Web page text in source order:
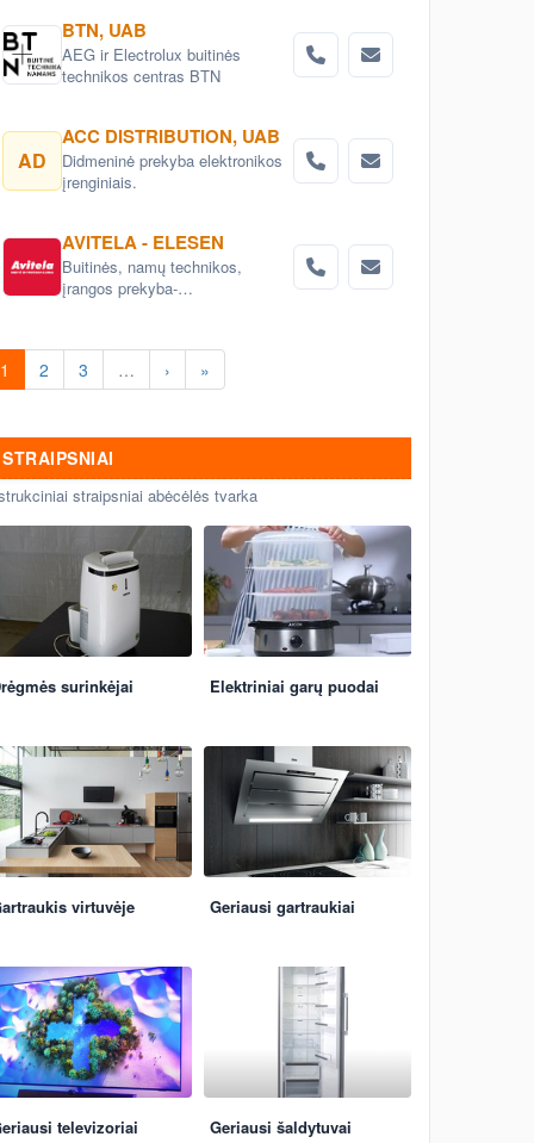
BTN, UAB
AEG ir Electrolux buitinės
technikos centras BTN
AD
ACC DISTRIBUTION, UAB
Didmeninė prekyba elektronikos
įrenginiais.
AVITELA - ELESEN
Buitinės, namų technikos,
įrangos prekyba-
1 2 3 … › »
STRAIPSNIAI
straipsniai abėcėlės tvarka
surinkėjai Elektriniai garų puodai
virtuvėje Geriausi gartraukiai
televizoriai Geriausi šaldytuvai